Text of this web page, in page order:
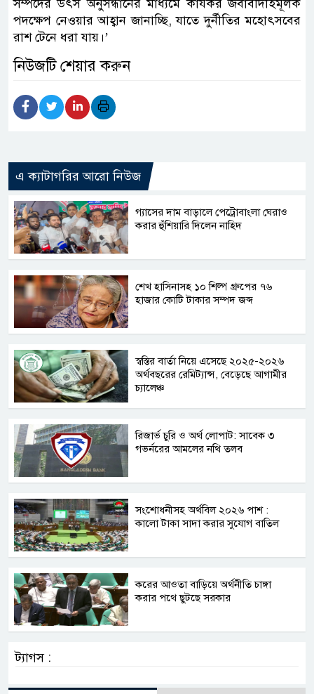
সম্পদের উৎস অনুসন্ধানের মাধ্যমে কার্যকর জবাবদিহিমূলক
পদক্ষেপ নেওয়ার আহ্বান জানাচ্ছি, যাতে দুর্নীতির মহোৎসবের
রাশ টেনে ধরা যায়।’
নিউজটি শেয়ার করুন
এ ক্যাটাগরির আরো নিউজ
গ্যাসের দাম বাড়ালে পেট্রোবাংলা ঘেরাও
করার হুঁশিয়ারি দিলেন নাহিদ
শেখ হাসিনাসহ ১০ শিল্প গ্রুপের ৭৬
হাজার কোটি টাকার সম্পদ জব্দ
স্বস্তির বার্তা নিয়ে এসেছে ২০২৫-২০২৬
অর্থবছরের রেমিট্যান্স, বেড়েছে আগামীর
চ্যালেঞ্চ
রিজার্ভ চুরি ও অর্থ লোপাট: সাবেক ৩
গভর্নরের আমলের নথি তলব
সংশোধনীসহ অর্থবিল ২০২৬ পাশ :
কালো টাকা সাদা করার সুযোগ বাতিল
করের আওতা বাড়িয়ে অর্থনীতি চাঙ্গা
করার পথে ছুটছে সরকার
ট্যাগস :